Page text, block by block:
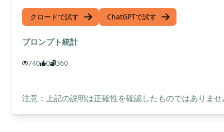
クロードで試す ChatGPTで試す
プロンプト統計
740 0 360
注意：上記の説明は正確性を確認したものではありま